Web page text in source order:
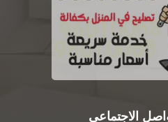
الاجتماعي